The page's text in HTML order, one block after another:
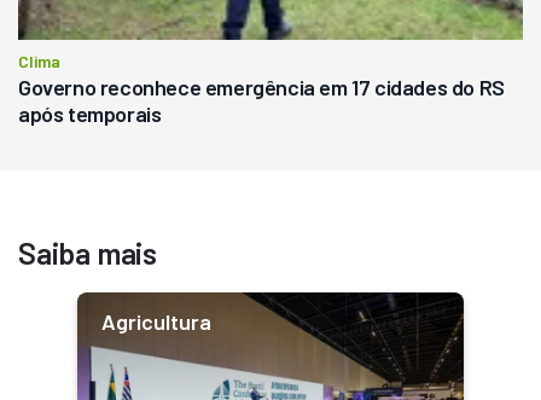
Clima
Governo reconhece emergência em 17 cidades do RS
após temporais
Saiba mais
Agricultura